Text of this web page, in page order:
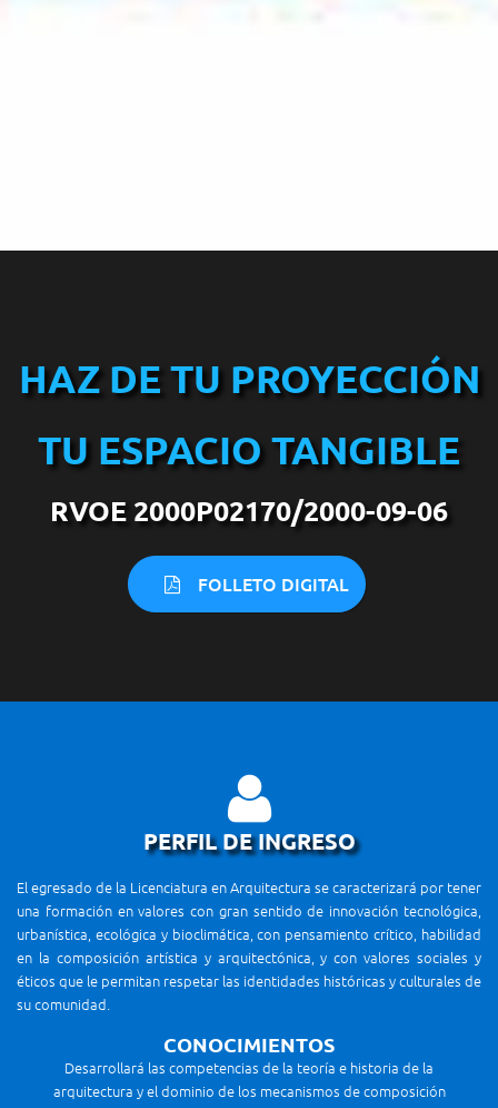
HAZ DE TU PROYECCIÓN
TU ESPACIO TANGIBLE
RVOE 2000P02170/2000-09-06
FOLLETO DIGITAL
PERFIL DE INGRESO
El egresado de la Licenciatura en Arquitectura se caracterizará por tener
una formación en valores con gran sentido de innovación tecnológica,
urbanística, ecológica y bioclimática, con pensamiento crítico, habilidad
en la composición artística y arquitectónica, y con valores sociales y
éticos que le permitan respetar las identidades históricas y culturales de
su comunidad.
CONOCIMIENTOS
Desarrollará las competencias de la teoría e historia de la
arquitectura y el dominio de los mecanismos de composición